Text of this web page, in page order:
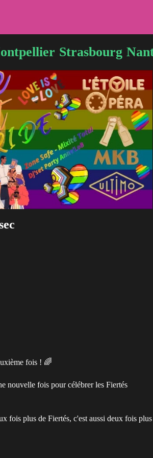
Strasbourg
fois ! 🌈
nouvelle fois pour célébrer les Fiertés
fois plus de Fiertés, c'est aussi deux fois plus